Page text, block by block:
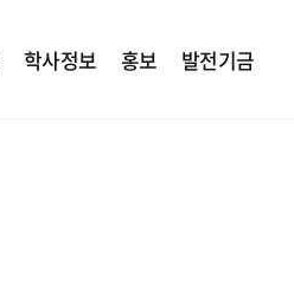
학사정보 홍보 발전기금